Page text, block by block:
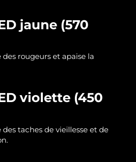
jaune (570
rougeurs et apaise la
violette (450
taches de vieillesse et de
Livraison estimée
Livraison estimée
Livraison estimée8/12/26